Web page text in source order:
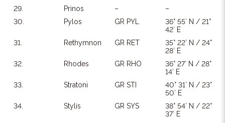
29.
Prinos –
–
30.
Pylos GR PYL
36° 55′ N / 21°
42′ E
31.
Rethymnon GR RET
35° 22′ N / 24°
28′ E
32.
Rhodes GR RHO
36° 27′ N / 28°
14′ E
33.
Stratoni GR STI
40° 31′ N / 23°
50′ E
34.
Stylis GR SYS
38° 54′ N / 22°
37′ E